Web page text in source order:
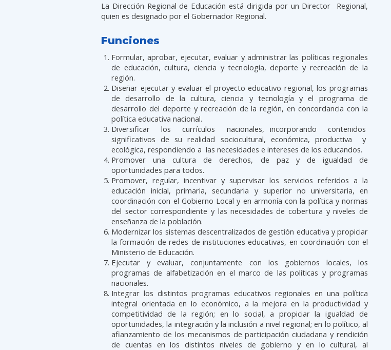
La Dirección Regional de Educación está dirigida por un Director Regional,
quien es designado por el Gobernador Regional.
Funciones
Formular, aprobar, ejecutar, evaluar y administrar las políticas regionales
de educación, cultura, ciencia y tecnología, deporte y recreación de la
región.
Diseñar ejecutar y evaluar el proyecto educativo regional, los programas
de desarrollo de la cultura, ciencia y tecnología y el programa de
desarrollo del deporte y recreación de la región, en concordancia con la
política educativa nacional.
Diversificar los currículos nacionales, incorporando contenidos
significativos de su realidad sociocultural, económica, productiva y
ecológica, respondiendo a las necesidades e intereses de los educandos.
Promover una cultura de derechos, de paz y de igualdad de
oportunidades para todos.
Promover, regular, incentivar y supervisar los servicios referidos a la
educación inicial, primaria, secundaria y superior no universitaria, en
coordinación con el Gobierno Local y en armonía con la política y normas
del sector correspondiente y las necesidades de cobertura y niveles de
enseñanza de la población.
Modernizar los sistemas descentralizados de gestión educativa y propiciar
la formación de redes de instituciones educativas, en coordinación con el
Ministerio de Educación.
Ejecutar y evaluar, conjuntamente con los gobiernos locales, los
programas de alfabetización en el marco de las políticas y programas
nacionales.
Integrar los distintos programas educativos regionales en una política
integral orientada en lo económico, a la mejora en la productividad y
competitividad de la región; en lo social, a propiciar la igualdad de
oportunidades, la integración y la inclusión a nivel regional; en lo político, al
afianzamiento de los mecanismos de participación ciudadana y rendición
de cuentas en los distintos niveles de gobierno y en lo cultural, al